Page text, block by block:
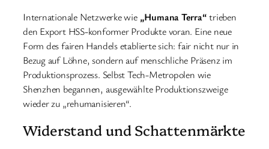
Internationale Netzwerke wie „Humana Terra“trieben
den Export HSS-konformer Produkte voran. Eine neue
Form des fairen Handels etablierte sich: fair nicht nur in
Bezug auf Löhne, sondern auf menschliche Präsenz im
Produktionsprozess. Selbst Tech-Metropolen wie
Shenzhen begannen, ausgewählte Produktionszweige
wieder zu „rehumanisieren“.
Widerstand und Schattenmärkte